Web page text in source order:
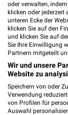
oder verwalten,
klicken oder jederzeit
unteren Ecke der
klicken Sie auf den
und klicken Sie auf
Sie Ihre Einwilligung
Partnern mitgeteilt
Wir und unsere
Website zu
Speichern von oder
Verwendung
von Profilen für
Auswahl